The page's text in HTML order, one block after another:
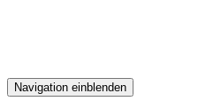
Navigation einblenden